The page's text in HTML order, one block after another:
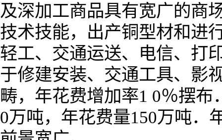
及深加工商品具有宽广的商
技术技能，出产铜型材和进
轻工、交通运送、电信、打
于修建安装、交通工具、影
畴，年花费增加率1 0％摆
0万吨，年花费量150万吨．